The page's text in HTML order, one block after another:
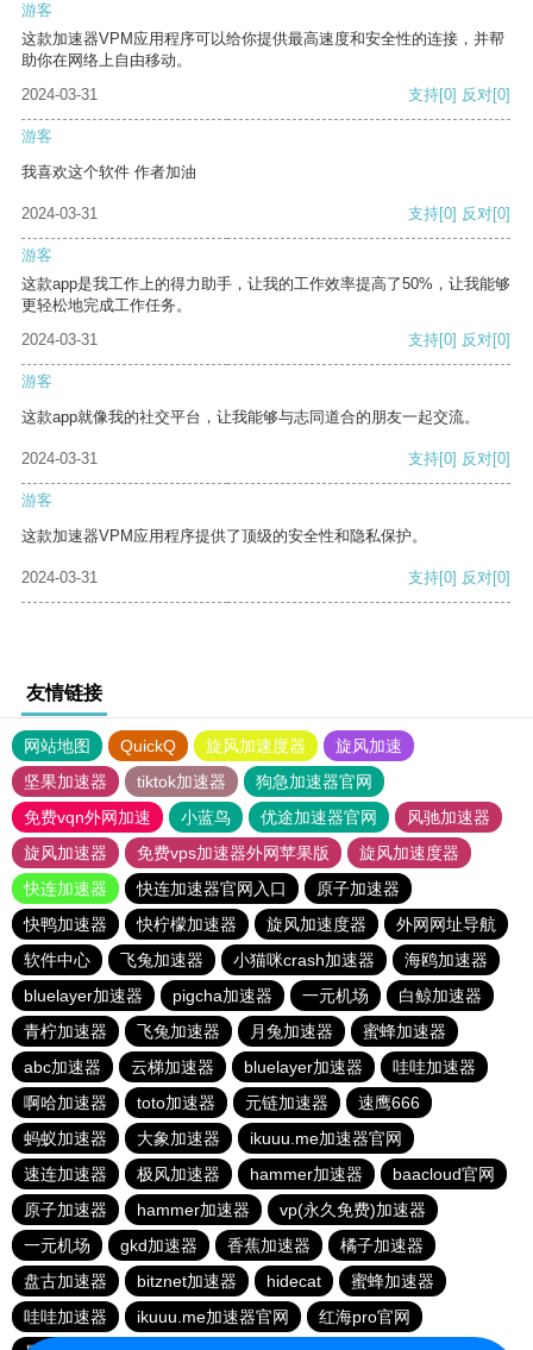
游客
这款加速器VPM应用程序可以给你提供最高速度和安全性的连接，并帮
助你在网络上自由移动。
2024-03-31
支持[0] 反对[0]
游客
我喜欢这个软件 作者加油
2024-03-31 支持[0] 反对[0]
游客
这款app是我工作上的得力助手，让我的工作效率提高了50%，让我能够
更轻松地完成工作任务。
2024-03-31
支持[0] 反对[0]
游客
这款app就像我的社交平台，让我能够与志同道合的朋友一起交流。
2024-03-31 支持[0] 反对[0]
游客
这款加速器VPM应用程序提供了顶级的安全性和隐私保护。
2024-03-31 支持[0] 反对[0]
友情链接
网站地图 QuickQ 旋风加速度器
旋风加速
坚果加速器
tiktok加速器
狗急加速器官网
免费vqn外网加速
小蓝鸟 优途加速器官网
风驰加速器
旋风加速器
免费vps加速器外网苹果版
旋风加速度器
快连加速器
快连加速器官网入口
原子加速器
快鸭加速器
快柠檬加速器 旋风加速度器
外网网址导航
软件中心
飞兔加速器 小猫咪crash加速器
海鸥加速器
bluelayer加速器
pigcha加速器 一元机场
白鲸加速器
青柠加速器
飞兔加速器 月兔加速器
蜜蜂加速器
abc加速器
云梯加速器 bluelayer加速器
哇哇加速器
啊哈加速器
toto加速器 元链加速器
速鹰666
蚂蚁加速器
大象加速器
ikuuu.me加速器官网
速连加速器
极风加速器 hammer加速器
baacloud官网
原子加速器
hammer加速器
vp(永久免费)加速器
一元机场
gkd加速器 香蕉加速器
橘子加速器
盘古加速器
bitznet加速器 hidecat
蜜蜂加速器
哇哇加速器
ikuuu.me加速器官网
红海pro官网